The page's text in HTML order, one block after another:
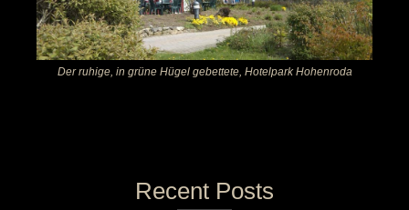
Der ruhige, in grüne Hügel gebettete, Hotelpark Hohenroda
Recent Posts